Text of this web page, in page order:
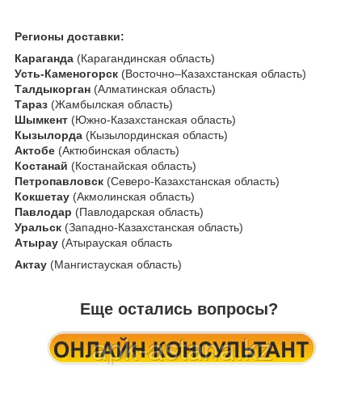
Регионы доставки:
Караганда (Карагандинская область)
Усть-Каменогорск (Восточно–Казахстанская область)
Талдыкорган (Алматинская область)
Тараз (Жамбылская область)
Шымкент (Южно-Казахстанская область)
Кызылорда (Кызылординская область)
Актобе (Актюбинская область)
Костанай (Костанайская область)
Петропавловск (Северо-Казахстанская область)
Кокшетау (Акмолинская область)
Павлодар (Павлодарская область)
Уральск (Западно-Казахстанская область)
Атырау (Атырауская область
Актау (Мангистауская область)
Еще остались вопросы?